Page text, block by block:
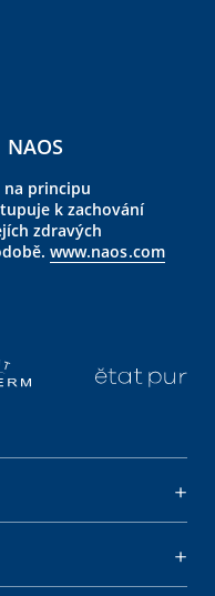
NAOS
na principu
k zachování
zdravých
www.naos.com